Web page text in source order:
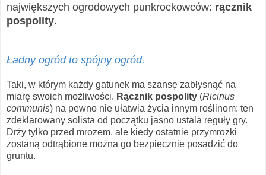
największych ogrodowych punkrockowców: rącznik
pospolity.
Ładny ogród to spójny ogród.
Taki, w którym każdy gatunek ma szansę zabłysnąć na
miarę swoich możliwości. Rącznik pospolity (Ricinus
communis) na pewno nie ułatwia życia innym roślinom: ten
zdeklarowany solista od początku jasno ustala reguły gry.
Drży tylko przed mrozem, ale kiedy ostatnie przymrozki
zostaną odtrąbione można go bezpiecznie posadzić do
gruntu.